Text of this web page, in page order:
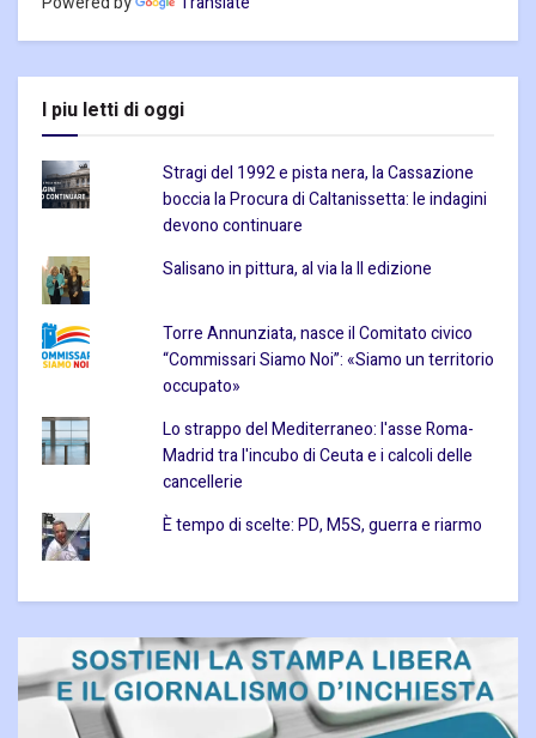
I piu letti di oggi
Stragi del 1992 e pista nera, la Cassazione
boccia la Procura di Caltanissetta: le indagini
devono continuare
Salisano in pittura, al via la II edizione
Torre Annunziata, nasce il Comitato civico
“Commissari Siamo Noi”: «Siamo un territorio
occupato»
Lo strappo del Mediterraneo: l'asse Roma-
Madrid tra l'incubo di Ceuta e i calcoli delle
cancellerie
È tempo di scelte: PD, M5S, guerra e riarmo